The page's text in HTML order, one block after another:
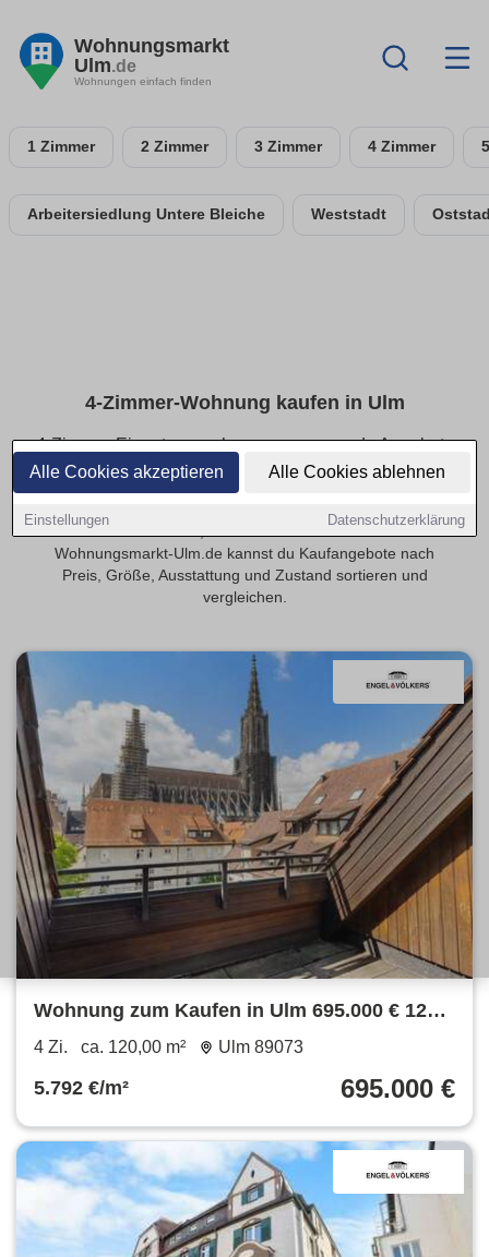
Alle Cookies akzeptieren Alle Cookies ablehnen
Einstellungen Datenschutzerklärung
Wohnungsmarkt
Ulm.de
Wohnungen einfach finden
1 Zimmer 2 Zimmer 3 Zimmer 4 Zimmer
Arbeitersiedlung Untere Bleiche Weststadt
4-Zimmer-Wohnung kaufen in Ulm
4-Zimmer-Eigentumswohnungen: passende Angebote
schnell finden
mehr Raum für Familie, Gäste oder Homeoffice suchst. Auf
Wohnungsmarkt-Ulm.de kannst du Kaufangebote nach
Preis, Größe, Ausstattung und Zustand sortieren und
vergleichen.
Wohnung zum Kaufen in Ulm 695.000 € 120
m²
4 Zi. ca. 120,00 m² Ulm 89073
5.792 €/m² 695.000 €